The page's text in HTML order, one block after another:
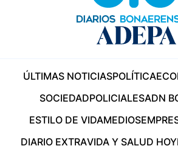
ÚLTIMAS NOTICIASPOLÍTICA
SOCIEDADPOLICIALESADN
ESTILO DE VIDAMEDIOS
DIARIO EXTRAVIDA Y SALUD HOY